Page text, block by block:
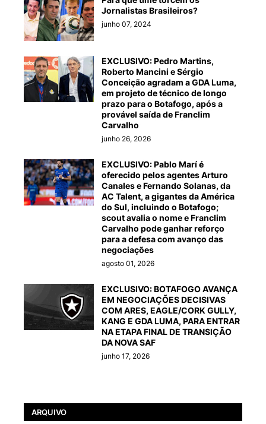
Jornalistas Brasileiros?
junho 07, 2024
EXCLUSIVO: Pedro Martins,
Roberto Mancini e Sérgio
Conceição agradam a GDA Luma,
em projeto de técnico de longo
prazo para o Botafogo, após a
provável saída de Franclim
Carvalho
junho 26, 2026
EXCLUSIVO: Pablo Marí é
oferecido pelos agentes Arturo
Canales e Fernando Solanas, da
AC Talent, a gigantes da América
do Sul, incluindo o Botafogo;
scout avalia o nome e Franclim
Carvalho pode ganhar reforço
para a defesa com avanço das
negociações
agosto 01, 2026
EXCLUSIVO: BOTAFOGO AVANÇA
EM NEGOCIAÇÕES DECISIVAS
COM ARES, EAGLE/CORK GULLY,
KANG E GDA LUMA, PARA ENTRAR
NA ETAPA FINAL DE TRANSIÇÃO
DA NOVA SAF
junho 17, 2026
ARQUIVO